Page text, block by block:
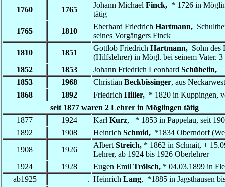
1760
1765
Johann Michael Finck, * 1726 in
tätig
1765
1810
Eberhard Friedrich Hartmann,
seines Vorgängers Finck
1810
1851
Gottlob Friedrich Hartmann, Sohn des
(Hilfslehrer) in Mögl. bei seinem Vater. 3
1852
1853 Johann Friedrich Leonhard Schübelin,
1853
1968 Christian Beckbissinger, aus
1868
1892 Friedrich Hiller, * 1820 in Kuppingen,
seit 1877 waren 2 Lehrer in Möglingen tätig
1877
1924 Karl Kurz, * 1853 in Pappelau, seit
1892
1908 Heinrich Schmid, *1834 Oberndorf
1908
1926
Albert Streich, * 1862 in Schnait, +
Lehrer, ab 1924 bis 1926 Oberlehrer
1924
1928 Eugen Emil Trölsch, * 04.03.1899 in
ab1925
. Heinrich Lang, *1885 in Jagsthausen